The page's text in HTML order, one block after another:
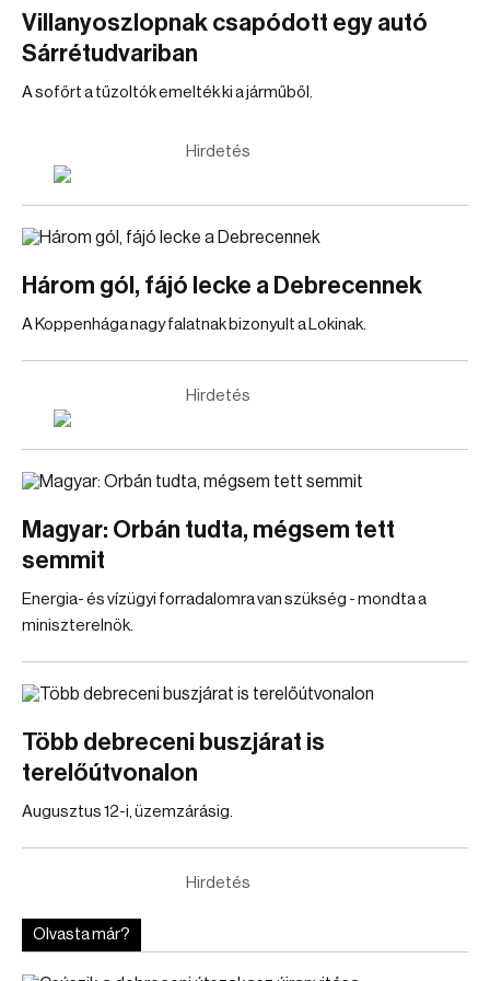
Villanyoszlopnak csapódott egy autó
Sárrétudvariban
A sofőrt a tűzoltók emelték ki a járműből.
Hirdetés
Három gól, fájó lecke a Debrecennek
A Koppenhága nagy falatnak bizonyult a Lokinak.
Hirdetés
Magyar: Orbán tudta, mégsem tett
semmit
Energia- és vízügyi forradalomra van szükség - mondta a
miniszterelnök.
Több debreceni buszjárat is
terelőútvonalon
Augusztus 12-i, üzemzárásig.
Hirdetés
Olvasta már?